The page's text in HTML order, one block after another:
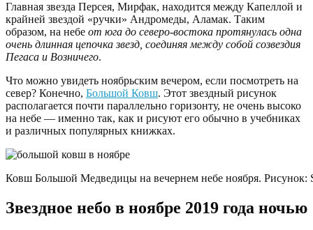
Главная звезда Персея, Мирфак, находится между Капеллой и
крайней звездой «ручки» Андромеды, Аламак. Таким
образом, на небе от юга до северо-востока протянулась одна
очень длинная цепочка звезд, соединяя между собой созвездия
Пегаса и Возничего.
Что можно увидеть ноябрьским вечером, если посмотреть на
север? Конечно, Большой Ковш. Этот звездный рисунок
располагается почти параллельно горизонту, не очень высоко
на небе — именно так, как и рисуют его обычно в учебниках
и различных популярных книжках.
Ковш Большой Медведицы на вечернем небе ноября. Рисунок:
Звездное небо в ноябре 2019 года ночью